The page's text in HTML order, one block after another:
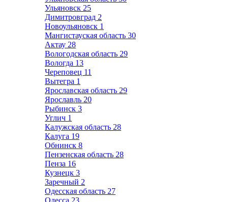
Ульяновск 25
Димитровград 2
Новоульяновск 1
Мангистауская область 30
Актау 28
Вологодская область 29
Вологда 13
Череповец 11
Вытегра 1
Ярославская область 29
Ярославль 20
Рыбинск 3
Углич 1
Калужская область 28
Калуга 19
Обнинск 8
Пензенская область 28
Пенза 16
Кузнецк 3
Заречный 2
Одесская область 27
Одесса 23